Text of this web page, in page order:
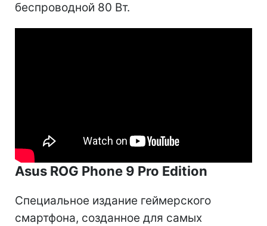
беспроводной 80 Вт.
Asus ROG Phone 9 Pro Edition
Специальное издание геймерского
смартфона, созданное для самых